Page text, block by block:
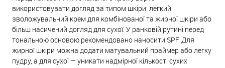
використовувати догляд за типом шкіри: легкий
зволожувальний крем для комбінованої та жирної шкіри або
більш насичений догляд для сухої. У ранковій рутині перед
тональною основою рекомендовано наносити SPF. Для
жирної шкіри можна додати матувальний праймер або легку
пудру, а для сухої — уникати надмірної кількості сухих